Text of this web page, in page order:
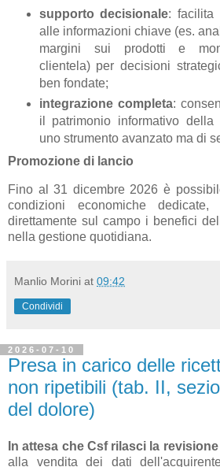
supporto decisionale: facilita
alle informazioni chiave (es.
margini sui prodotti e
clientela) per decisioni
ben fondate;
integrazione completa:
il patrimonio informativo della
uno strumento avanzato ma di
Promozione di lancio
Fino al 31 dicembre 2026 è
condizioni economiche
direttamente sul campo i benefici
nella gestione quotidiana.
Manlio Morini at 09:42
Condividi
2026-07-10
Presa in carico delle
non ripetibili (tab. II,
del dolore)
In attesa che Csf rilasci la revisione
alla vendita dei dati